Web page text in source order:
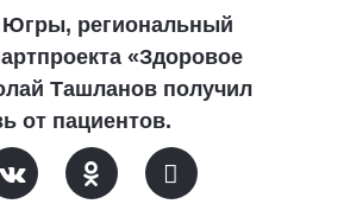
региональный
«Здоровое
Ташланов получил
от пациентов.